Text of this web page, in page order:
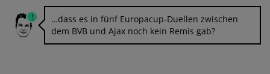
…dass es in fünf Europacup-Duellen zwischen
dem BVB und Ajax noch kein Remis gab?